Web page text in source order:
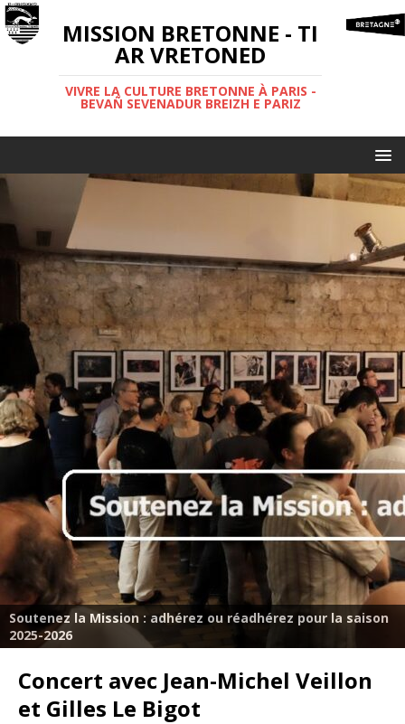
MISSION BRETONNE - TI
AR VRETONED
VIVRE LA CULTURE BRETONNE À PARIS -
BEVAÑ SEVENADUR BREIZH E PARIZ
Soutenez la Mission : adhérez ou réadhérez pour la saison
2025-2026
Concert avec Jean-Michel Veillon
et Gilles Le Bigot